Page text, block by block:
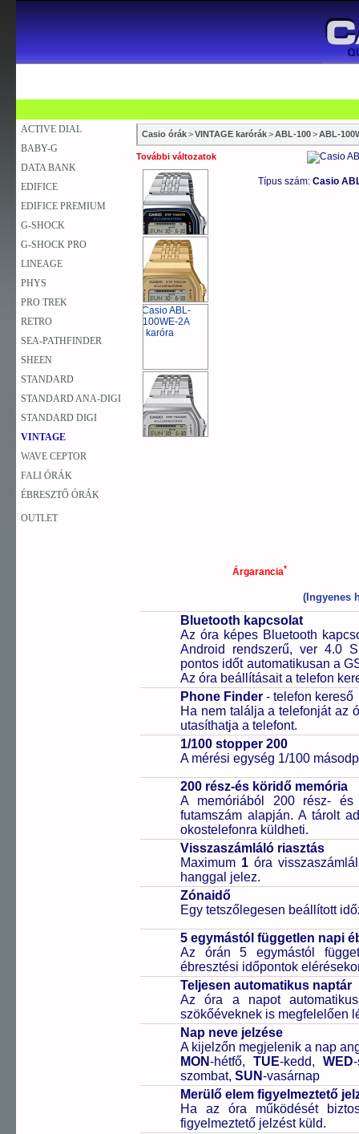
ACTIVE DIAL
BABY-G
DATA BANK
EDIFICE
EDIFICE PREMIUM
G-SHOCK
G-SHOCK PRO
LINEAGE
PHYS
PRO TREK
RETRO
SEA-PATHFINDER
SHEEN
STANDARD
STANDARD ANA-DIGI
STANDARD DIGI
VINTAGE
WAVE CEPTOR
FALI ÓRÁK
ÉBRESZTŐ ÓRÁK
OUTLET
Casio órák>VINTAGE karórák>ABL-100>ABL-
További változatok
Típus szám: Casio
Árgarancia*
(Ingyenes
Bluetooth kapcsolat
Az óra képes Bluetooth
Android rendszerű, ver 4.0
pontos időt automatikusan a
Az óra beállításait a telefon
Phone Finder - telefon kereső
Ha nem találja a telefonját az
utasíthatja a telefont.
1/100 stopper 200
A mérési egység 1/100
200 rész-és köridő memória
A memóriából 200 rész-
futamszám alapján. A tárolt
okostelefonra küldheti.
Visszaszámláló riasztás
Maximum 1 óra
hanggal jelez.
Zónaidő
Egy tetszőlegesen beállított
5 egymástól független napi
Az órán 5 egymástól
ébresztési időpontok
Teljesen automatikus naptár
Az óra a napot
szökőéveknek is megfelelően
Nap neve jelzése
A kijelzőn megjelenik a nap
MON-hétfő, TUE-kedd, WED
szombat, SUN-vasárnap
Merülő elem figyelmeztető
Ha az óra működését
figyelmeztető jelzést küld.